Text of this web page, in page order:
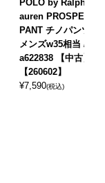
POLO by Ralph L
auren PROSPECT
PANT チノパンツ
メンズw35相当 /ea
a622838 【中古】
【260602】
¥7,590(税込)